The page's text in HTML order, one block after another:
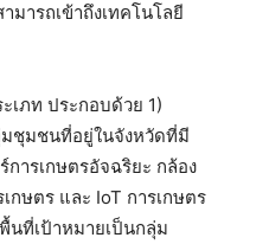
ารถเข้าถึงเทคโนโลยี
เภท ประกอบด้วย 1)
มชุมชนที่อยู่ในจังหวัดที่มี
ารเกษตรอัจฉริยะ กล้อง
กษตร และ IoT การเกษตร
นที่เป้าหมายเป็นกลุ่ม